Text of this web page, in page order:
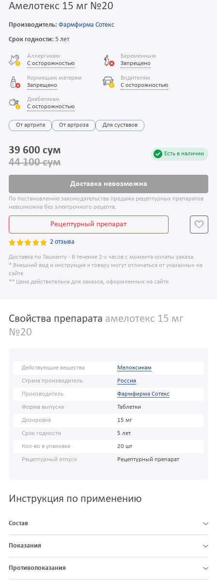
Амелотекс 15 мг №20
Производитель: Фармфирма Сотекс
Срок годности: 5 лет
Аллергикам
С осторожностью
Беременным
Запрещено
Кормящим матерям
Запрещено
Водителям
С осторожностью
Диабетикам
С осторожностью
От артрита От артроза Для суставов
Есть в наличии
39 600 сум
44 100 сум
Доставка невозможна
По постановлению законодательства продажа рецептурных препаратов
невозможна без электронного рецепта.
Рецептурный препарат
2 отзыва
Доставка по Ташкенту - В течение 2-х часов с момента оплаты заказа.
* Внешний вид и инструкция к товару могут отличаться от указанных на
сайте
** Цена действительна для заказов, оформленных на сайте
Свойства препарата амелотекс 15 мг
№20
Действующие вещества Мелоксикам
Страна производитель Россия
Производитель Фармфирма Сотекс
Форма выпуска Таблетки
Дозировка 15 мг
Срок годности 5 лет
Кол-во в упаковке 20 шт
Рецептурный отпуск Рецептурный препарат
Инструкция по применению
Состав
Показания
Противопоказания